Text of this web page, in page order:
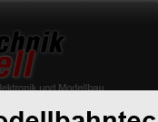
Archiv Magazin